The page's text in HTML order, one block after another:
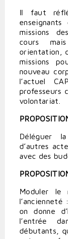
Il faut
missions
cours
orientation,
missions
nouveau
l’actuel
professeurs
volontariat.
Déléguer
d’autres
avec des
Moduler le
on donne
l’entrée
débutants,